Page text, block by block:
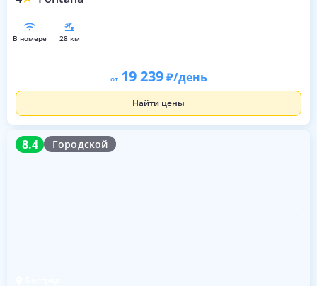
в номере 28 км
от 19 239 /день
Найти цены
8.4 Городской
8.4